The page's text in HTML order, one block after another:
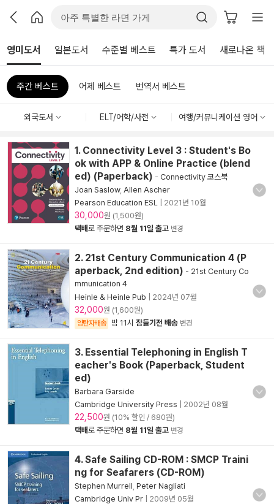
영미도서 일본도서 수준별 베스트 특가 도서 새로나온 책
주간 베스트 어제 베스트 번역서 베스트
외국도서 ELT/어학/사전 여행/커뮤니케이션 영어
1. Connectivity Level 3 : Student's Bo
ok with APP & Online Practice (blend
ed) (Paperback) - Connectivity 코스북
Joan Saslow, Allen Ascher
Pearson Education ESL
2021년 10월
30,000원 (1,500원)
택배로 주문하면 8월 11일 출고 변경
2. 21st Century Communication 4 (P
aperback, 2nd edition) - 21st Century Co
mmunication 4
Heinle & Heinle Pub
2024년 07월
32,000원 (1,600원)
양탄자배송 밤 11시 잠들기전 배송 변경
3. Essential Telephoning in English T
eacher's Book (Paperback, Student
ed)
Barbara Garside
Cambridge University Press
2002년 08월
22,500원 (10% 할인 / 680원)
택배로 주문하면 8월 11일 출고 변경
4. Safe Sailing CD-ROM : SMCP Traini
ng for Seafarers (CD-ROM)
Stephen Murrell Peter Nagliati
Cambridge Univ Pr
2009년 05월